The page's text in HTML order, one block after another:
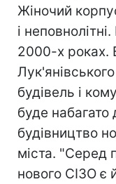
Жіночий
і
2000-х роках.
будівель і
буде
будівництво
міста. "Серед
нового СІЗО є